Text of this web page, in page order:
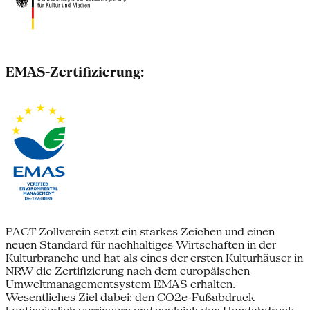
EMAS-Zertifizierung:
PACT Zollverein setzt ein starkes Zeichen und einen
neuen Standard für nachhaltiges Wirtschaften in der
Kulturbranche und hat als eines der ersten Kulturhäuser in
NRW die Zertifizierung nach dem europäischen
Umweltmanagementsystem EMAS erhalten.
Wesentliches Ziel dabei: den CO2e-Fußabdruck